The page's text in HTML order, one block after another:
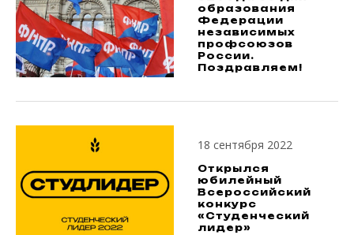
образования
Федерации
независимых
профсоюзов
России.
Поздравляем!
18 сентября 2022
Открылся
юбилейный
Всероссийский
конкурс
«Студенческий
лидер»